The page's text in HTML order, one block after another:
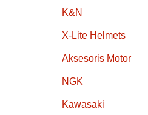
K&N
X-Lite Helmets
Aksesoris Motor
NGK
Kawasaki